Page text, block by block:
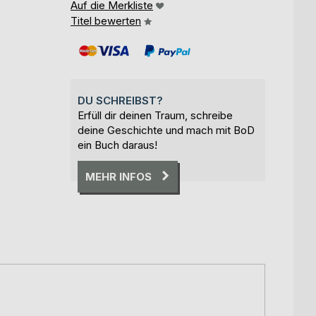
Auf die Merkliste
Titel bewerten
DU SCHREIBST?
Erfüll dir deinen Traum, schreibe
deine Geschichte und mach mit BoD
ein Buch daraus!
MEHR INFOS